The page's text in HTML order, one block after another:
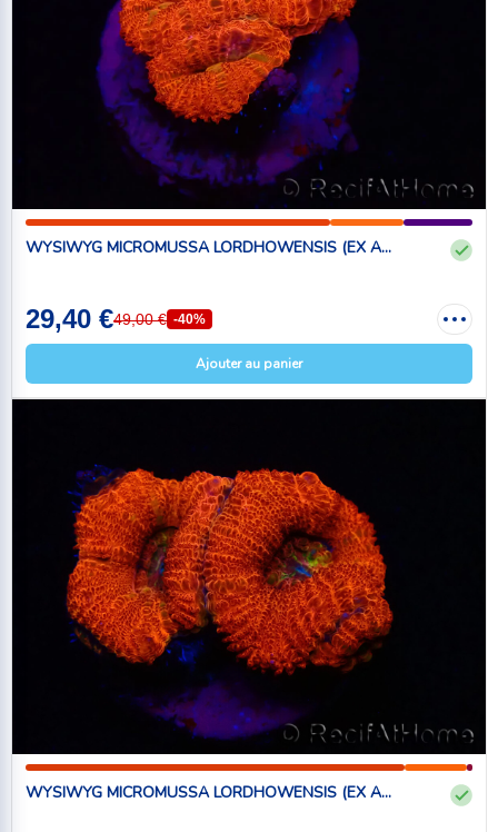
WYSIWYG MICROMUSSA LORDHOWENSIS (EX A...
29,40 €49,00 € -40%
Ajouter au panier
WYSIWYG MICROMUSSA LORDHOWENSIS (EX A...